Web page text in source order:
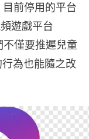
前停用的平台
遊戲平台
僅要推遲兒童
為也能隨之改